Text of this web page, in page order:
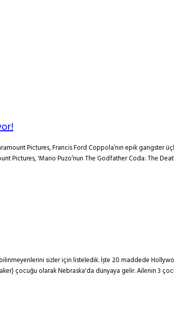
Pictures, Francis Ford Coppola’nın epik gangster
Pictures, 'Mario Puzo’nun The Godfather Coda: The
sizler için listeledik. İşte 20 maddede
çocuğu olarak Nebraska'da dünyaya gelir. Ailenin 3